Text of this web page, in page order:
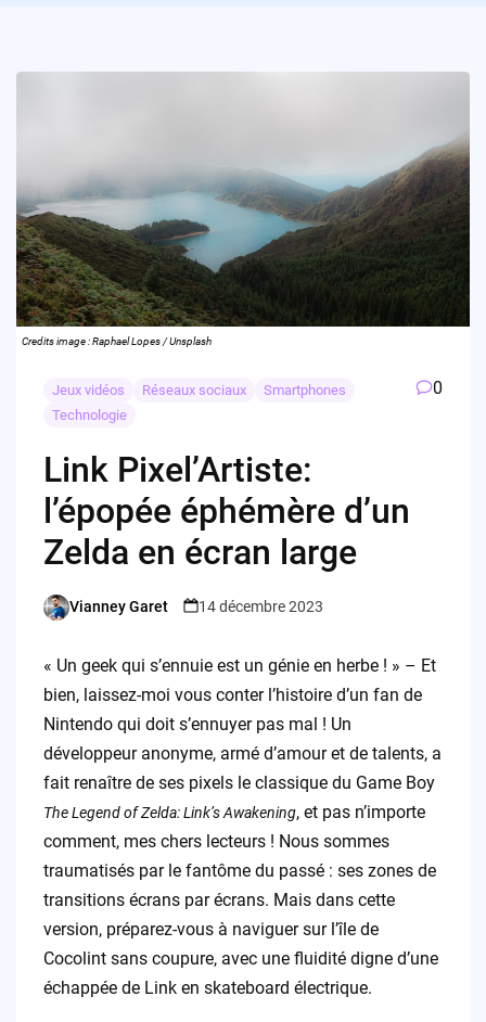
Credits image : Raphael Lopes / Unsplash
Jeux vidéos Réseaux sociaux
Smartphones
Technologie
0
Link Pixel’Artiste:
l’épopée éphémère d’un
Zelda en écran large
Posted
Vianney Garet 14 décembre 2023
« Un geek qui s’ennuie est un génie en herbe ! » – Et
bien, laissez-moi vous conter l’histoire d’un fan de
Nintendo qui doit s’ennuyer pas mal ! Un
développeur anonyme, armé d’amour et de talents, a
fait renaître de ses pixels le classique du Game Boy
The Legend of Zelda: Link’s Awakening, et pas n’importe
comment, mes chers lecteurs ! Nous sommes
traumatisés par le fantôme du passé : ses zones de
transitions écrans par écrans. Mais dans cette
version, préparez-vous à naviguer sur l’île de
Cocolint sans coupure, avec une fluidité digne d’une
échappée de Link en skateboard électrique.